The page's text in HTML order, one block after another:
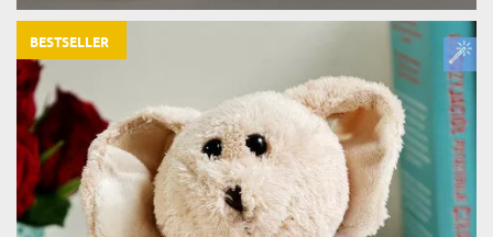
BESTSELLER